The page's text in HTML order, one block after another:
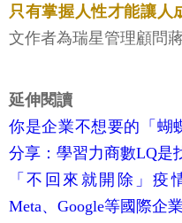
只有掌握人性才能讓人
文作者為瑞星管理顧問蔣
延伸閱讀
你是企業不想要的「蝴
分享：學習力商數LQ是
「不回來就開除」疫
Meta、Google等國際企